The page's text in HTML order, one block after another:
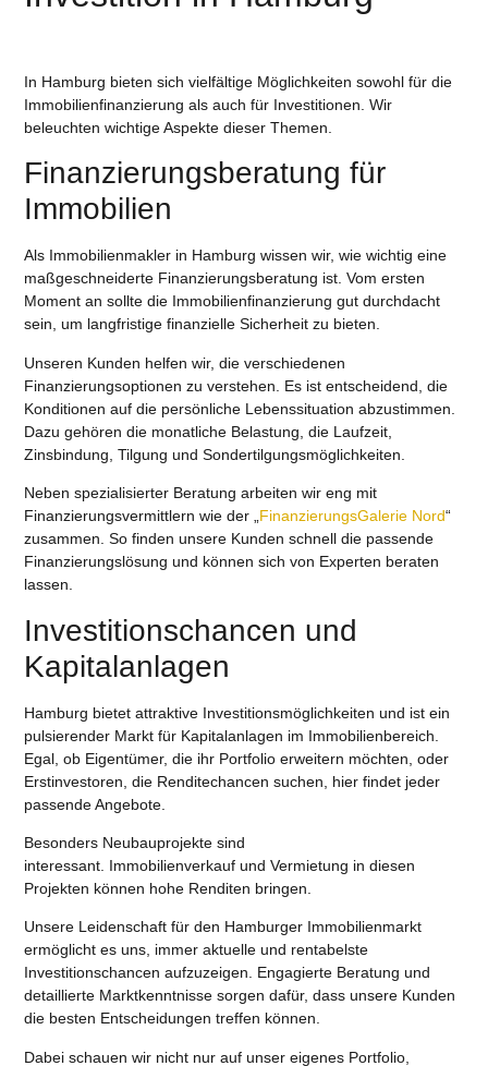
In Hamburg bieten sich vielfältige Möglichkeiten sowohl für die
Immobilienfinanzierung als auch für Investitionen. Wir
beleuchten wichtige Aspekte dieser Themen.
Finanzierungsberatung für
Immobilien
Als Immobilienmakler in Hamburg wissen wir, wie wichtig eine
maßgeschneiderte Finanzierungsberatung ist. Vom ersten
Moment an sollte die Immobilienfinanzierung gut durchdacht
sein, um langfristige finanzielle Sicherheit zu bieten.
Unseren Kunden helfen wir, die verschiedenen
Finanzierungsoptionen zu verstehen. Es ist entscheidend, die
Konditionen auf die persönliche Lebenssituation abzustimmen.
Dazu gehören die monatliche Belastung, die Laufzeit,
Zinsbindung, Tilgung und Sondertilgungsmöglichkeiten.
Neben spezialisierter Beratung arbeiten wir eng mit
Finanzierungsvermittlern wie der „ FinanzierungsGalerie Nord“
zusammen. So finden unsere Kunden schnell die passende
Finanzierungslösung und können sich von Experten beraten
lassen.
Investitionschancen und
Kapitalanlagen
Hamburg bietet attraktive Investitionsmöglichkeiten und ist ein
pulsierender Markt für Kapitalanlagen im Immobilienbereich.
Egal, ob Eigentümer, die ihr Portfolio erweitern möchten, oder
Erstinvestoren, die Renditechancen suchen, hier findet jeder
passende Angebote.
Besonders Neubauprojekte sind
interessant. Immobilienverkauf undVermietung in diesen
Projekten können hohe Renditen bringen.
Unsere Leidenschaft für den Hamburger Immobilienmarkt
ermöglicht es uns, immer aktuelle und rentabelste
Investitionschancen aufzuzeigen. Engagierte Beratung und
detaillierte Marktkenntnisse sorgen dafür, dass unsere Kunden
die besten Entscheidungen treffen können.
Dabei schauen wir nicht nur auf unser eigenes Portfolio,